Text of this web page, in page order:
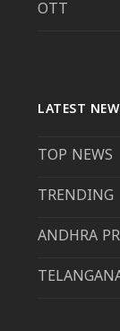
OTT
LATEST
TOP NEWS
TRENDING
ANDHRA